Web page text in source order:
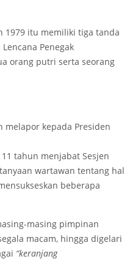
1979 itu memiliki tiga tanda
Penegak
orang putri serta seorang
melapor kepada Presiden
tahun menjabat Sesjen
wartawan tentang hal
beberapa
masing pimpinan
macam, hingga digelari
“keranjang